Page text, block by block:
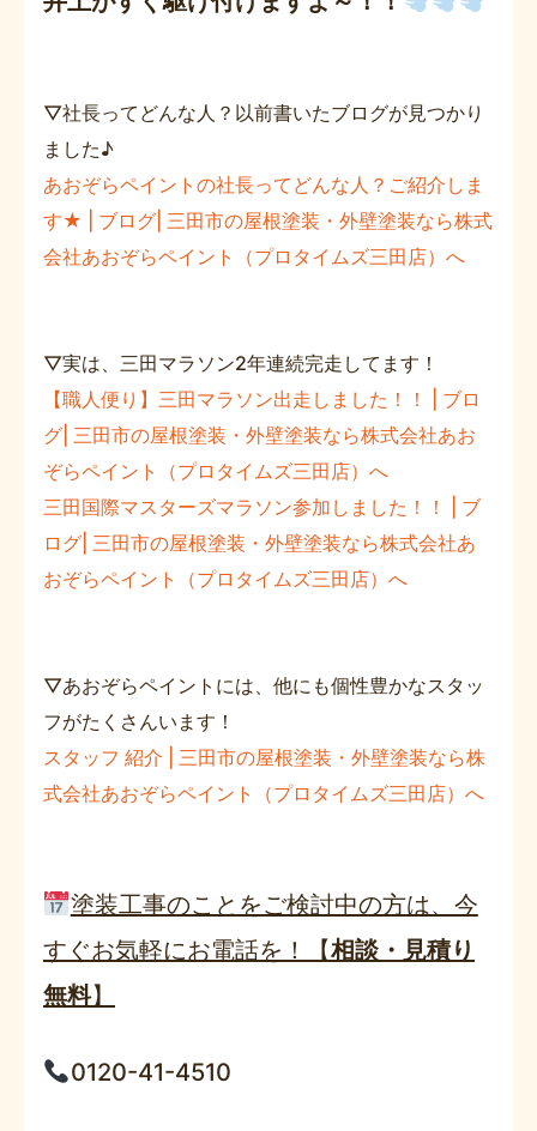
▽社長ってどんな人？以前書いたブログが見つかり
ました♪
あおぞらペイントの社長ってどんな人？ご紹介しま
す★ | ブログ| 三田市の屋根塗装・外壁塗装なら株式
会社あおぞらペイント（プロタイムズ三田店）へ
▽実は、三田マラソン2年連続完走してます！
【職人便り】三田マラソン出走しました！！ | ブロ
グ| 三田市の屋根塗装・外壁塗装なら株式会社あお
ぞらペイント（プロタイムズ三田店）へ
三田国際マスターズマラソン参加しました！！ | ブ
ログ| 三田市の屋根塗装・外壁塗装なら株式会社あ
おぞらペイント（プロタイムズ三田店）へ
▽あおぞらペイントには、他にも個性豊かなスタッ
フがたくさんいます！
スタッフ 紹介 | 三田市の屋根塗装・外壁塗装なら株
式会社あおぞらペイント（プロタイムズ三田店）へ
塗装工事のことをご検討中の方は、今
すぐお気軽にお電話を！【相談・見積り
無料】
0120-41-4510